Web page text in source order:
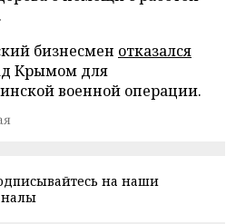
бизнесмен отказался
Крымом для
военной операции.
на наши